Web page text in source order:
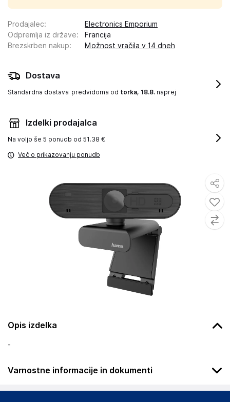
Opis izdelka
-
Varnostne informacije in dokumenti
Podatki o proizvajalcu
Prodajalec:
Electronics Emporium
Odpremlja iz države:
Francija
Brezskrben nakup: Možnost vračila v 14 dneh
Dostava
Standardna dostava predvidoma od torka, 18.8. naprej
Izdelki prodajalca
Na voljo še 5 ponudb od 51.38 €
Več o prikazovanju ponudb